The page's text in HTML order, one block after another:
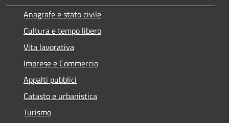
Anagrafe e stato civile
Cultura e tempo libero
Vita lavorativa
Imprese e Commercio
Appalti pubblici
Catasto e urbanistica
Turismo